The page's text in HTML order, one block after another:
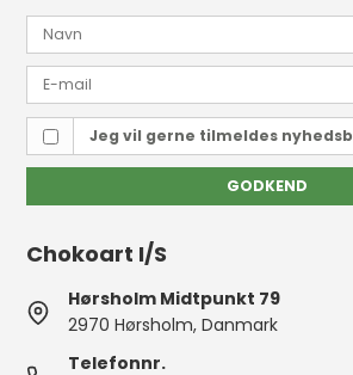
Jeg vil gerne tilmeldes
GODKEND
Chokoart I/S
Hørsholm Midtpunkt 79
2970 Hørsholm, Danmark
Telefonnr.